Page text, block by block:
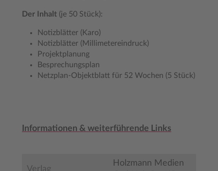
Der Inhalt (je 50 Stück):
Notizblätter (Karo)
Notizblätter (Millimetereindruck)
Projektplanung
Besprechungsplan
Netzplan-Objektblatt für 52 Wochen (5 Stück)
Informationen & weiterführende Links
Verlag
Holzmann Medien